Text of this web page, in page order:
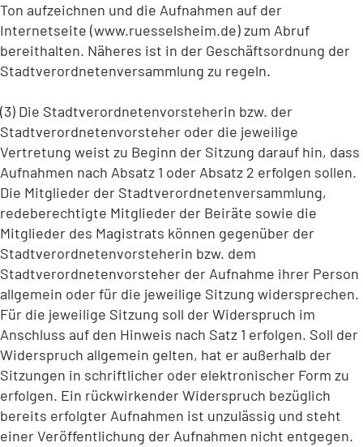
Ton aufzeichnen und die Aufnahmen auf der
Internetseite (www.ruesselsheim.de) zum Abruf
bereithalten. Näheres ist in der Geschäftsordnung der
Stadtverordnetenversammlung zu regeln.
(3) Die Stadtverordnetenvorsteherin bzw. der
Stadtverordnetenvorsteher oder die jeweilige
Vertretung weist zu Beginn der Sitzung darauf hin, dass
Aufnahmen nach Absatz 1 oder Absatz 2 erfolgen sollen.
Die Mitglieder der Stadtverordnetenversammlung,
redeberechtigte Mitglieder der Beiräte sowie die
Mitglieder des Magistrats können gegenüber der
Stadtverordnetenvorsteherin bzw. dem
Stadtverordnetenvorsteher der Aufnahme ihrer Person
allgemein oder für die jeweilige Sitzung widersprechen.
Für die jeweilige Sitzung soll der Widerspruch im
Anschluss auf den Hinweis nach Satz 1 erfolgen. Soll der
Widerspruch allgemein gelten, hat er außerhalb der
Sitzungen in schriftlicher oder elektronischer Form zu
erfolgen. Ein rückwirkender Widerspruch bezüglich
bereits erfolgter Aufnahmen ist unzulässig und steht
einer Veröffentlichung der Aufnahmen nicht entgegen.